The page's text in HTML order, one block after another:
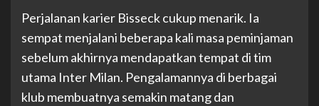
Perjalanan karier Bisseck cukup menarik. Ia
sempat menjalani beberapa kali masa peminjaman
sebelum akhirnya mendapatkan tempat di tim
utama Inter Milan. Pengalamannya di berbagai
klub membuatnya semakin matang dan